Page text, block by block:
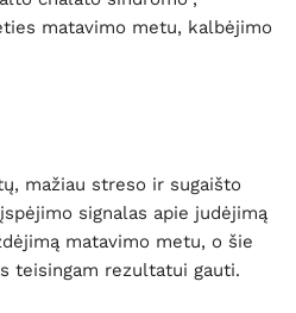
matavimo metu, kalbėjimo
mažiau streso ir sugaišto
signalas apie judėjimą
matavimo metu, o šie
teisingam rezultatui gauti.